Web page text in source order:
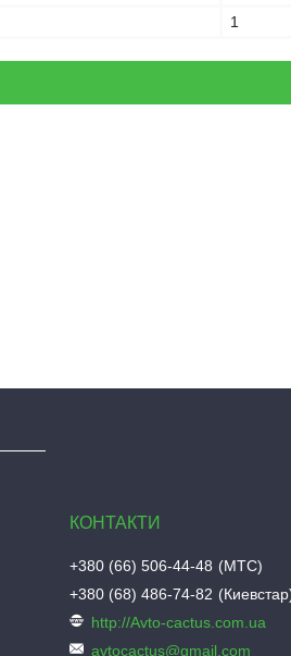
1
+380 (66) 506-44-48
МТС
+380 (68) 486-74-82
Киевстар
http://Avto-cactus.com.ua
avtocactus@gmail.com